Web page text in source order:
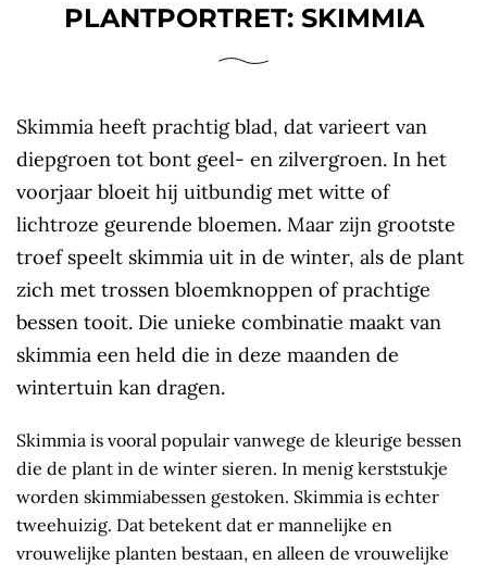
PLANTPORTRET: SKIMMIA
Skimmia heeft prachtig blad, dat varieert van
diepgroen tot bont geel- en zilvergroen. In het
voorjaar bloeit hij uitbundig met witte of
lichtroze geurende bloemen. Maar zijn grootste
troef speelt skimmia uit in de winter, als de plant
zich met trossen bloemknoppen of prachtige
bessen tooit. Die unieke combinatie maakt van
skimmia een held die in deze maanden de
wintertuin kan dragen.
Skimmia is vooral populair vanwege de kleurige bessen
die de plant in de winter sieren. In menig kerststukje
worden skimmiabessen gestoken. Skimmia is echter
tweehuizig. Dat betekent dat er mannelijke en
vrouwelijke planten bestaan, en alleen de vrouwelijke